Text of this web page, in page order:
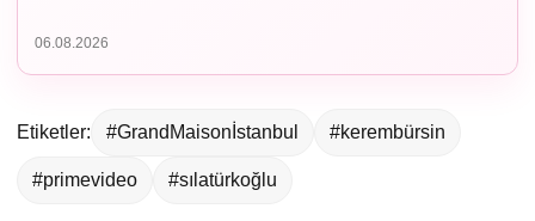
06.08.2026
Etiketler: #GrandMaisonİstanbul #kerembürsin
#primevideo #sılatürkoğlu